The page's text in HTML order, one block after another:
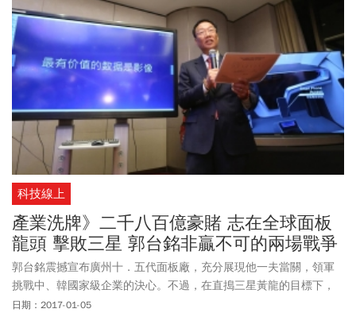
科技線上
產業洗牌》二千八百億豪賭 志在全球面板
龍頭 擊敗三星 郭台銘非贏不可的兩場戰爭
郭台銘震撼宣布廣州十．五代面板廠，充分展現他一夫當關，領軍
挑戰中、韓國家級企業的決心。不過，在直搗三星黃龍的目標下，
郭台銘也有兩大天險等著他……。
日期：2017-01-05